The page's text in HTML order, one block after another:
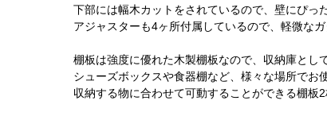
下部には幅木カットをされているので、壁にぴっ
アジャスターも4ヶ所付属しているので、軽微なガ
棚板は強度に優れた木製棚板なので、収納庫とし
シューズボックスや食器棚など、様々な場所でお
収納する物に合わせて可動することができる棚板